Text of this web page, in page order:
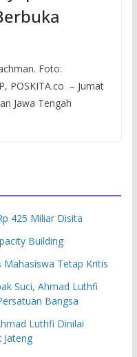
Foto:
POSKITA.co – Jumat
Jawa Tengah
425 Miliar Disita
Building
Tetap Kritis
Suci, Ahmad Luthfi
Bangsa
Luthfi Dinilai